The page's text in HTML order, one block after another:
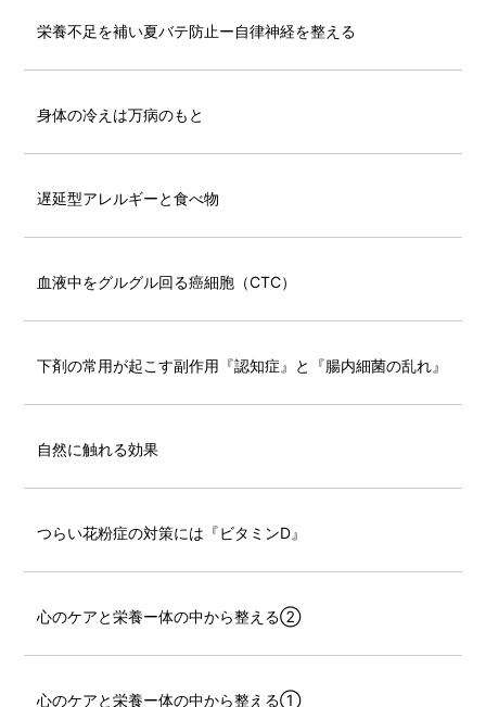
栄養不足を補い夏バテ防止ー自律神経を整える
身体の冷えは万病のもと
遅延型アレルギーと食べ物
血液中をグルグル回る癌細胞（CTC）
下剤の常用が起こす副作用『認知症』と『腸内細菌の乱れ』
自然に触れる効果
つらい花粉症の対策には『ビタミンD』
心のケアと栄養ー体の中から整える②
心のケアと栄養ー体の中から整える①